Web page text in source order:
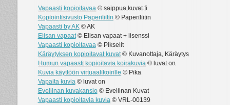
Vapaasti kopioitavaa© saippua.kuvat.fi
Kopiointisivusto Paperiliitin © Paperiliitin
Vapaasti by AK© AK
Elisan vapaat© Elisan vapaat + lisenssi
Vapaasti kopioitavaa© Pikselit
Käräytyksen kopioitavat kuvat© Kuvanottaja, Käräytys
Humun vapaasti kopioitavia koirakuvia© luvat on
Kuvia käyttöön virtuaalikoirille© Pika
Vapaita kuvia© luvat on
Eveliinan kuvakansio© Eveliinan Kuvat
Vapaasti kopioitavia kuvia© VRL-00139